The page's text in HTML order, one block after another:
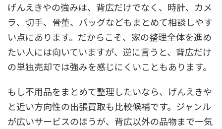
げんえきやの強みは、背広だけでなく、時計、カメ
ラ、切手、骨董、バッグなどもまとめて相談しやす
い点にあります。だからこそ、家の整理全体を進め
たい人には向いていますが、逆に言うと、背広だけ
の単独売却では強みを感じにくいこともあります。
もし不用品をまとめて整理したいなら、げんえきや
と近い方向性の出張買取も比較候補です。ジャンル
が広いサービスのほうが、背広以外の品物まで一気